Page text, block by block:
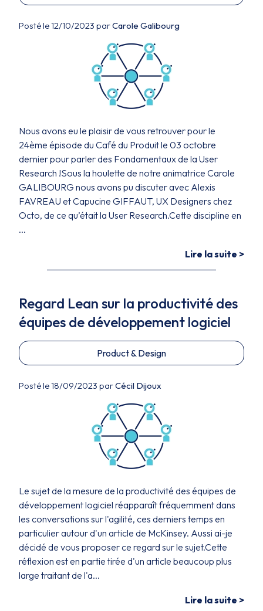
Posté le 12/10/2023 parCarole Galibourg
Nous avons eu le plaisir de vous retrouver pour le
24ème épisode du Café du Produit le 03 octobre
dernier pour parler des Fondamentaux de la User
Research !Sous la houlette de notre animatrice Carole
GALIBOURG nous avons pu discuter avec Alexis
FAVREAU et Capucine GIFFAUT, UX Designers chez
Octo, de ce qu’était la User Research.Cette discipline en
...
Lire la suite >
Regard Lean sur la productivité des
équipes de développement logiciel
Product & Design
Posté le 18/09/2023 parCécil Dijoux
Le sujet de la mesure de la productivité des équipes de
développement logiciel réapparaît fréquemment dans
les conversations sur l'agilité, ces derniers temps en
particulier autour d'un article de McKinsey. Aussi ai-je
décidé de vous proposer ce regard sur le sujet.Cette
réflexion est en partie tirée d'un article beaucoup plus
large traitant de l'a...
Lire la suite >